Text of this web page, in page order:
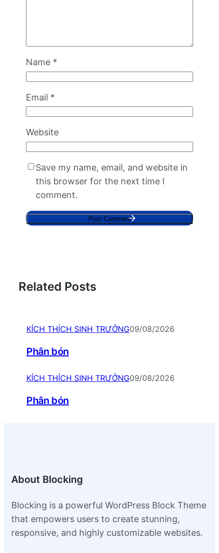
Name *
Email *
Website
Save my name, email, and website in
this browser for the next time I
comment.
Related Posts
KÍCH THÍCH SINH TRƯỞNG09/08/2026
Phân bón
KÍCH THÍCH SINH TRƯỞNG09/08/2026
Phân bón
About Blocking
Blocking is a powerful WordPress Block Theme
that empowers users to create stunning,
responsive, and highly customizable websites.